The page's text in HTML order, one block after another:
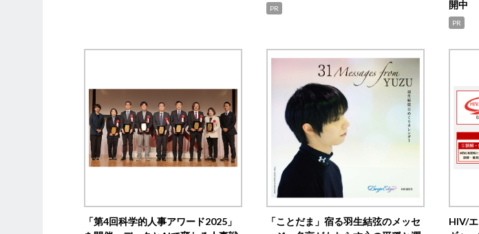
PR
開中
PR
「第4回科学的人事アワード2025」
「ことだま」宿る羽生結弦のメッセ
HIV/